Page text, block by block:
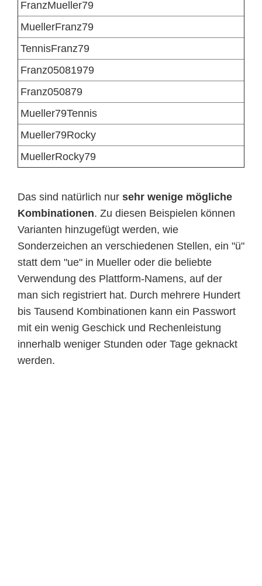
FranzMueller79
MuellerFranz79
TennisFranz79
Franz05081979
Franz050879
Mueller79Tennis
Mueller79Rocky
MuellerRocky79
Das sind natürlich nur sehr wenige mögliche
Kombinationen. Zu diesen Beispielen können
Varianten hinzugefügt werden, wie
Sonderzeichen an verschiedenen Stellen, ein "ü"
statt dem "ue" in Mueller oder die beliebte
Verwendung des Plattform-Namens, auf der
man sich registriert hat. Durch mehrere Hundert
bis Tausend Kombinationen kann ein Passwort
mit ein wenig Geschick und Rechenleistung
innerhalb weniger Stunden oder Tage geknackt
werden.